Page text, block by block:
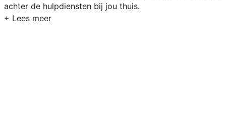
achter de hulpdiensten bij jou thuis.